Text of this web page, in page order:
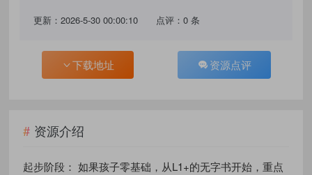
更新：2026-5-30 00:00:10 点评：0 条
下载地址 资源点评
资源介绍
起步阶段： 如果孩子零基础，从L1+的无字书开始，重点